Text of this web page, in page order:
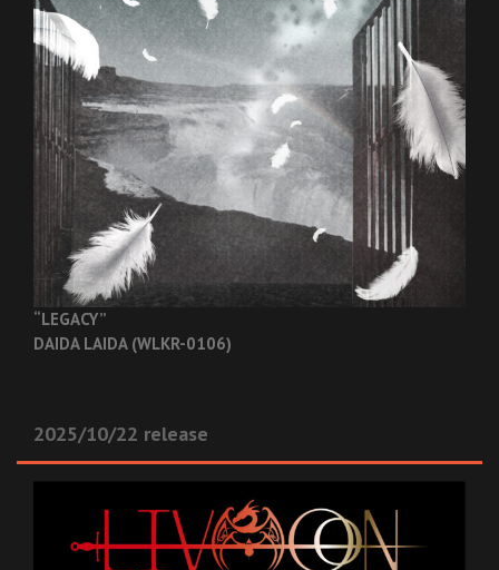
“LEGACY”
DAIDA LAIDA (WLKR-0106)
2025/10/22 release